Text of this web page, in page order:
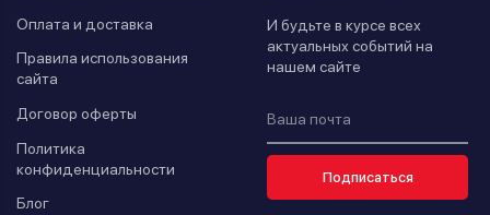
Оплата и доставка
Правила использования
сайта
Договор оферты
Политика
конфиденциальности
Блог
И будьте в курсе всех
актуальных событий на
нашем сайте
Подписаться